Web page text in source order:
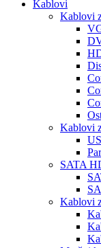
Kablovi
Kablovi
Kablovi
SATA
Kablovi